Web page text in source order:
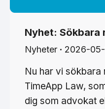
Nyhet: Sökbara
Nyheter 2026-
Nu har vi sökbara
TimeApp Law,
dig som advokat